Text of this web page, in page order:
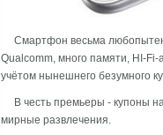
Смартфон весьма
Qualcomm, много памяти, HI-Fi-
учётом нынешнего безумного
В честь премьеры - купоны
мирные развлечения.